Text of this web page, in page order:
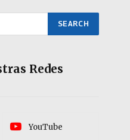
Redes
YouTube